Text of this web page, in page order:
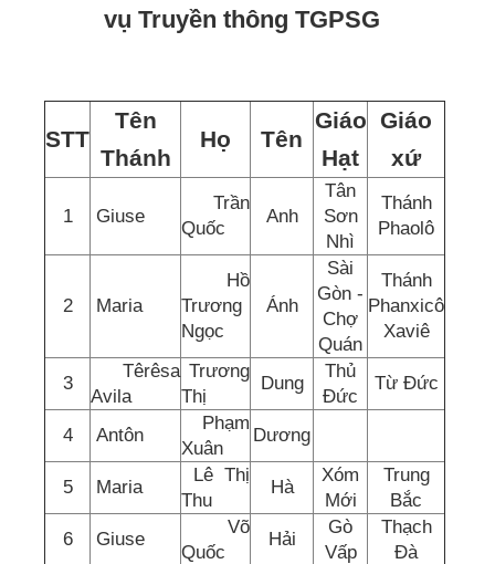
vụ Truyền thông TGPSG
STT
Tên
Thánh
Họ Tên
Giáo
Hạt
Giáo
xứ
1 Giuse
Trần
Quốc
Anh
Tân
Sơn
Nhì
Thánh
Phaolô
2 Maria
Hồ
Trương
Ngọc
Ánh
Sài
Gòn -
Chợ
Quán
Thánh
Phanxicô
Xaviê
3
Têrêsa
Avila
Trương
Thị
Dung
Thủ
Đức
Từ Đức
4 Antôn
Phạm
Xuân
Dương
5 Maria
Lê Thị
Thu
Hà
Xóm
Mới
Trung
Bắc
6
Giuse
Võ
Quốc
Hải
Gò
Vấp
Thạch
Đà